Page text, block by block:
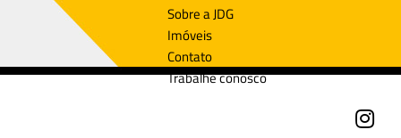
Sobre a JDG
Imóveis
Contato
Trabalhe conosco